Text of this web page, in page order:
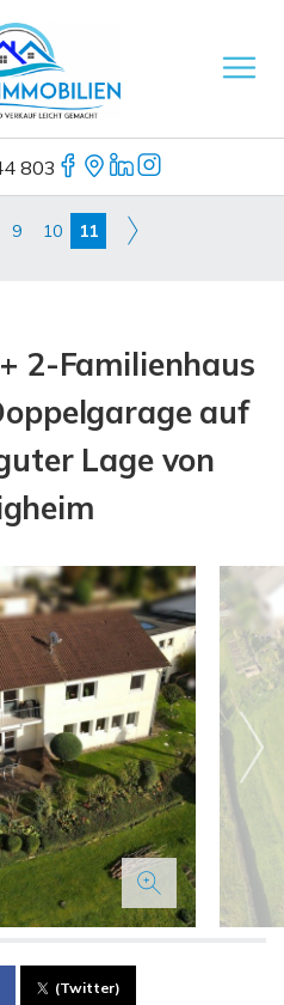
803
9 10 11
2-Familienhaus
auf
Lage von
(Twitter)